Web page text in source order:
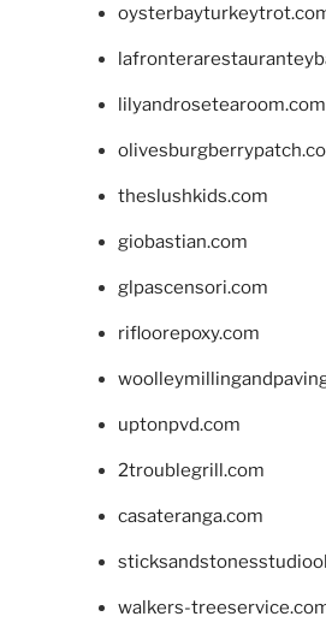
lilyandrosetearoom.com
theslushkids.com
giobastian.com
glpascensori.com
rifloorepoxy.com
uptonpvd.com
2troublegrill.com
casateranga.com
walkers-